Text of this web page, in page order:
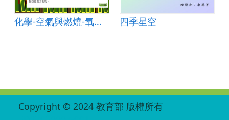
化學-空氣與燃燒-氧氣的發現 四季星空
Copyright © 2024 教育部 版權所有